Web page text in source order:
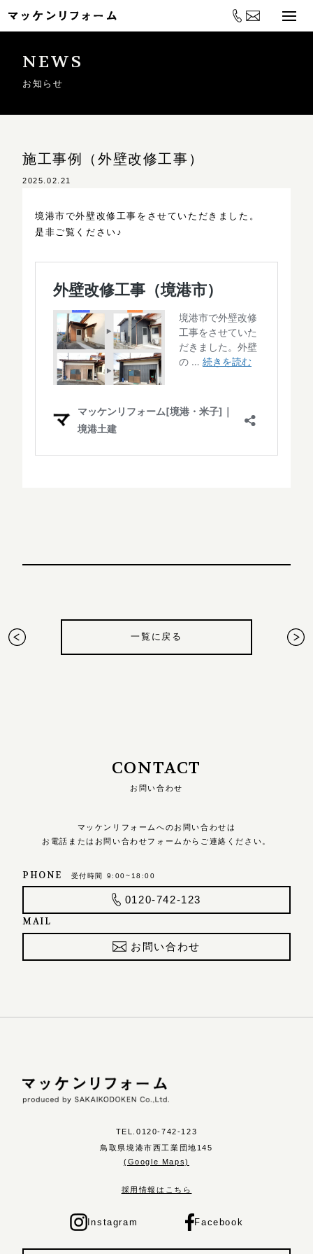
NEWS
お知らせ
施工事例（外壁改修工事）
2025.02.21
境港市で外壁改修工事をさせていただきました。
是非ご覧ください♪
一覧に戻る
CONTACT
お問い合わせ
マッケンリフォームへのお問い合わせは
お電話またはお問い合わせフォームからご連絡ください。
PHONE 受付時間 9:00~18:00
0120-742-123
MAIL
お問い合わせ
TEL.0120-742-123
鳥取県境港市西工業団地145
(Google Maps)
採用情報はこちら
Instagram Facebook